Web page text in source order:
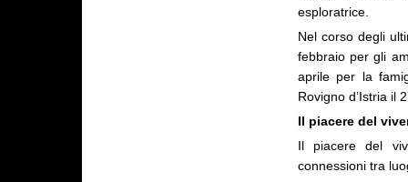
esploratrice.
Nel corso degli
febbraio per gli
aprile per la
Rovigno d’Istria il
Il piacere del
Il piacere del
connessioni tra